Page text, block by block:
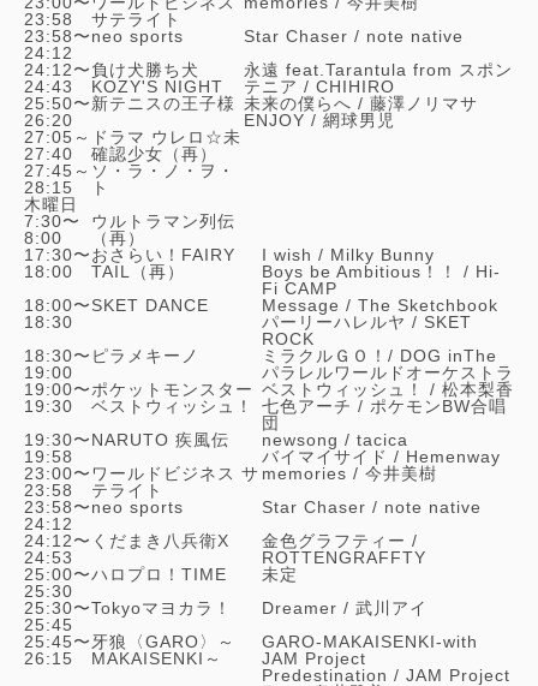
23:58
サテライト
23:58〜
24:12
neo sports Star Chaser / note native
24:12〜
24:43
負け犬勝ち犬
KOZY'S NIGHT
永遠 feat.Tarantula from スポン
テニア / CHIHIRO
25:50〜
26:20
新テニスの王子様 未来の僕らへ / 藤澤ノリマサ
ENJOY / 網球男児
27:05～
27:40
ドラマ ウレロ☆未
確認少女（再）
27:45～
28:15
ソ・ラ・ノ・ヲ・
ト
木曜日
7:30〜
8:00
ウルトラマン列伝
（再）
17:30〜
18:00
おさらい！FAIRY
TAIL（再）
I wish / Milky Bunny
Boys be Ambitious！！ / Hi-
Fi CAMP
18:00〜
18:30
SKET DANCE Message / The Sketchbook
パーリーハレルヤ / SKET
ROCK
18:30〜
19:00
ピラメキーノ ミラクルＧＯ！/ DOG inThe
パラレルワールドオーケストラ
19:00〜
19:30
ポケットモンスター
ベストウィッシュ！
ベストウィッシュ！ / 松本梨香
七色アーチ / ポケモンBW合唱
団
19:30〜
19:58
NARUTO 疾風伝 newsong / tacica
バイマイサイド / Hemenway
23:00〜
23:58
ワールドビジネス サ
テライト
memories / 今井美樹
23:58〜
24:12
neo sports Star Chaser / note native
24:12〜
24:53
くだまき八兵衛X
金色グラフティー /
ROTTENGRAFFTY
25:00〜
25:30
ハロプロ！TIME
未定
25:30〜
25:45
Tokyoマヨカラ！ Dreamer / 武川アイ
25:45〜
26:15
牙狼〈GARO〉～
MAKAISENKI～
GARO-MAKAISENKI-with
JAM Project
Predestination / JAM Project